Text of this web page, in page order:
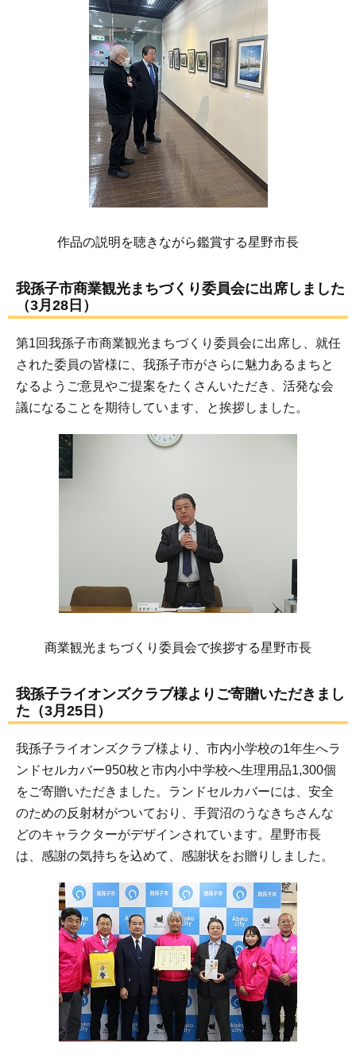
作品の説明を聴きながら鑑賞する星野市長
我孫子市商業観光まちづくり委員会に出席しました
（3月28日）
第1回我孫子市商業観光まちづくり委員会に出席し、就任
された委員の皆様に、我孫子市がさらに魅力あるまちと
なるようご意見やご提案をたくさんいただき、活発な会
議になることを期待しています、と挨拶しました。
商業観光まちづくり委員会で挨拶する星野市長
我孫子ライオンズクラブ様よりご寄贈いただきまし
た（3月25日）
我孫子ライオンズクラブ様より、市内小学校の1年生へラ
ンドセルカバー950枚と市内小中学校へ生理用品1,300個
をご寄贈いただきました。ランドセルカバーには、安全
のための反射材がついており、手賀沼のうなきちさんな
どのキャラクターがデザインされています。星野市長
は、感謝の気持ちを込めて、感謝状をお贈りしました。